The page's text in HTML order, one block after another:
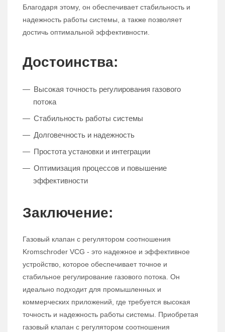
Благодаря этому, он обеспечивает стабильность и
надежность работы системы, а также позволяет
достичь оптимальной эффективности.
Достоинства:
Высокая точность регулирования газового
потока
Стабильность работы системы
Долговечность и надежность
Простота установки и интеграции
Оптимизация процессов и повышение
эффективности
Заключение:
Газовый клапан с регулятором соотношения
Kromschroder VCG - это надежное и эффективное
устройство, которое обеспечивает точное и
стабильное регулирование газового потока. Он
идеально подходит для промышленных и
коммерческих приложений, где требуется высокая
точность и надежность работы системы. Приобретая
газовый клапан с регулятором соотношения